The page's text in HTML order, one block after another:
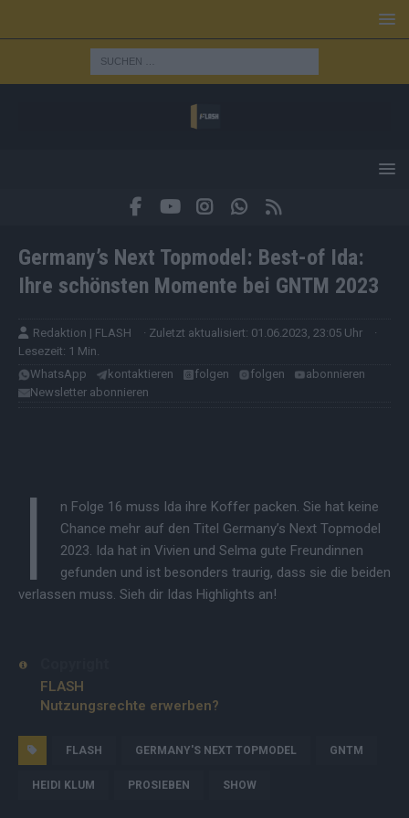
Germany’s Next Topmodel: Best-of Ida:
Ihre schönsten Momente bei GNTM 2023
Redaktion | FLASH · Zuletzt aktualisiert: 01.06.2023, 23:05 Uhr
·
Lesezeit: 1 Min.
WhatsApp
kontaktieren folgen folgen
abonnieren
Newsletter abonnieren
I
n Folge 16 muss Ida ihre Koffer packen. Sie hat keine
Chance mehr auf den Titel Germany’s Next Topmodel
2023. Ida hat in Vivien und Selma gute Freundinnen
gefunden und ist besonders traurig, dass sie die beiden
verlassen muss. Sieh dir Idas Highlights an!
FLASH
Nutzungsrechte erwerben?
FLASH GERMANY'S NEXT TOPMODEL GNTM
HEIDI KLUM PROSIEBEN SHOW